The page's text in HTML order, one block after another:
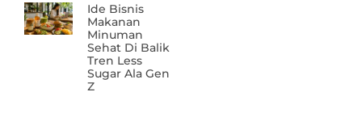
Ide Bisnis
Makanan
Minuman
Sehat Di Balik
Tren Less
Sugar Ala Gen
Z